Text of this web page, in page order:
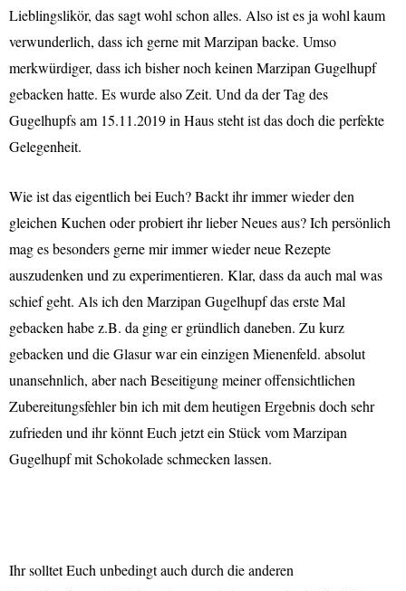
Lieblingslikör, das sagt wohl schon alles. Also ist es ja wohl kaum
verwunderlich, dass ich gerne mit Marzipan backe. Umso
merkwürdiger, dass ich bisher noch keinen Marzipan Gugelhupf
gebacken hatte. Es wurde also Zeit. Und da der Tag des
Gugelhupfs am 15.11.2019 in Haus steht ist das doch die perfekte
Gelegenheit.
Wie ist das eigentlich bei Euch? Backt ihr immer wieder den
gleichen Kuchen oder probiert ihr lieber Neues aus? Ich persönlich
mag es besonders gerne mir immer wieder neue Rezepte
auszudenken und zu experimentieren. Klar, dass da auch mal was
schief geht. Als ich den Marzipan Gugelhupf das erste Mal
gebacken habe z.B. da ging er gründlich daneben. Zu kurz
gebacken und die Glasur war ein einzigen Mienenfeld. absolut
unansehnlich, aber nach Beseitigung meiner offensichtlichen
Zubereitungsfehler bin ich mit dem heutigen Ergebnis doch sehr
zufrieden und ihr könnt Euch jetzt ein Stück vom Marzipan
Gugelhupf mit Schokolade schmecken lassen.
Ihr solltet Euch unbedingt auch durch die anderen